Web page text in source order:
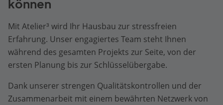
können
Mit Atelier³ wird Ihr Hausbau zur stressfreien
Erfahrung. Unser engagiertes Team steht Ihnen
während des gesamten Projekts zur Seite, von der
ersten Planung bis zur Schlüsselübergabe.
Dank unserer strengen Qualitätskontrollen und der
Zusammenarbeit mit einem bewährten Netzwerk von